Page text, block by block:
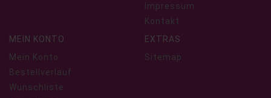
Impressum
Kontakt
MEIN KONTO
Mein Konto
Bestellverlauf
Wunschliste
EXTRAS
Sitemap